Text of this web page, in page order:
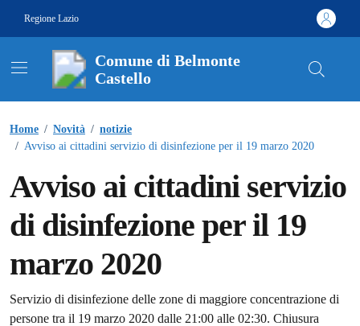
Regione Lazio
Comune di Belmonte
Castello
Home / Novità / notizie
/ Avviso ai cittadini servizio di disinfezione per il 19 marzo 2020
Avviso ai cittadini servizio
di disinfezione per il 19
marzo 2020
Dettagli della notizia
Servizio di disinfezione delle zone di maggiore concentrazione di
persone tra il 19 marzo 2020 dalle 21:00 alle 02:30. Chiusura